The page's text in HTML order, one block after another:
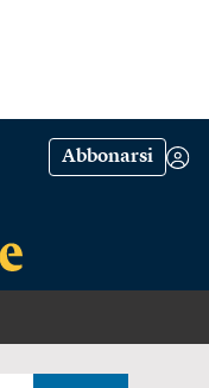
Abbonarsi